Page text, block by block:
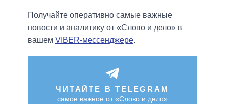
Получайте оперативно самые важные
новости и аналитику от «Слово и дело» в
вашем VIBER-мессенджере.
ЧИТАЙТЕ В TELEGRAM
самое важное от «Слово и дело»